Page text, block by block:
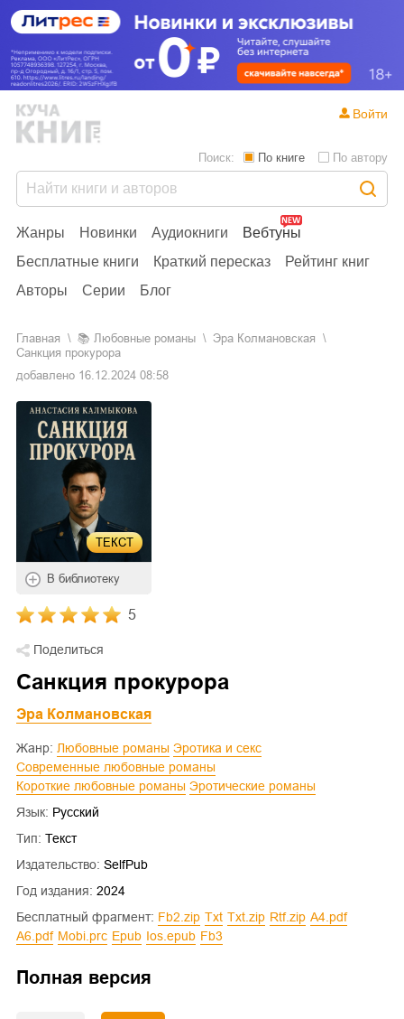
Жанры Новинки Аудиокниги
Вебтуны
Бесплатные книги
Краткий пересказ
Рейтинг книг
Авторы
Серии Блог
Поиск: По книге По автору
Войти
Главная 📚 любовные романы
Эра Колмановская
Санкция прокурора
добавлено 16.12.2024 08:58
ТЕКСТ
В библиотеку
5
Поделиться
Санкция прокурора
Эра Колмановская
Жанр: Любовные романы
Эротика и секс
Современные любовные романы
Короткие любовные романы
Эротические романы
Язык: Русский
Тип: Текст
Издательство: SelfPub
Год издания: 2024
Бесплатный фрагмент:
fb2.zip txt txt.zip rtf.zip
a4.pdf
a6.pdf
mobi.prc epub ios.epub fb3
Полная версия